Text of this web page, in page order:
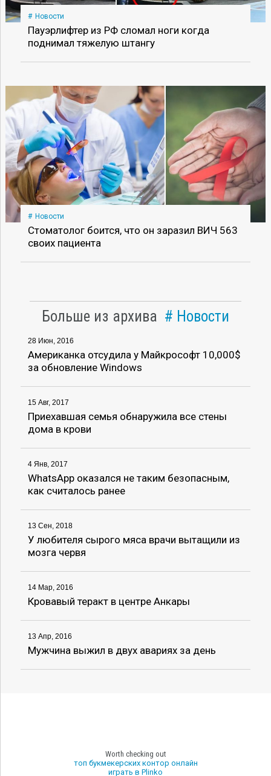
Новости
Пауэрлифтер из РФ сломал ноги когда
поднимал тяжелую штангу
Новости
Стоматолог боится, что он заразил ВИЧ 563
своих пациента
Больше из архива Новости
28 Июн, 2016
Американка отсудила у Майкрософт 10,000$
за обновление Windows
15 Авг, 2017
Приехавшая семья обнаружила все стены
дома в крови
4 Янв, 2017
WhatsApp оказался не таким безопасным,
как считалось ранее
13 Сен, 2018
У любителя сырого мяса врачи вытащили из
мозга червя
14 Мар, 2016
Кровавый теракт в центре Анкары
13 Апр, 2016
Мужчина выжил в двух авариях за день
Worth checking out
топ букмекерских контор онлайн
играть в Plinko